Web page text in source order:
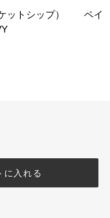
ケットシップ） ペイ
に入れる